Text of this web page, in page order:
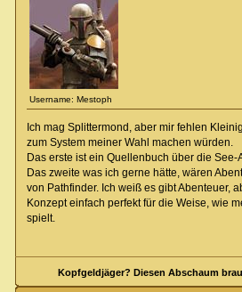
Username: Mestoph
Ich mag Splittermond, aber mir fehlen
zum System meiner Wahl machen würden.
Das erste ist ein Quellenbuch über die
Das zweite was ich gerne hätte, wären
von Pathfinder. Ich weiß es gibt Abenteuer,
Konzept einfach perfekt für die Weise, wie
spielt.
Kopfgeldjäger? Diesen Abschaum